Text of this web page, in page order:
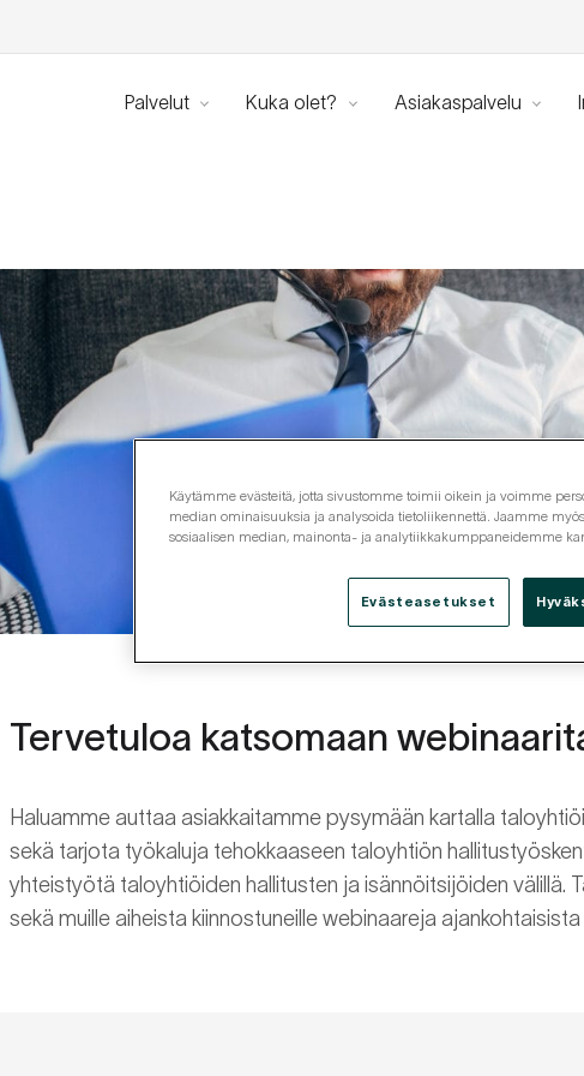
Palvelut Kuka olet? Asiakaspalvelu
Tervetuloa katsomaan
Haluamme auttaa asiakkaitamme pysymään kartalla
sekä tarjota työkaluja tehokkaaseen taloyhtiön
yhteistyötä taloyhtiöiden hallitusten ja isännöitsijöiden välillä.
sekä muille aiheista kiinnostuneille webinaareja ajankohtaisista
Käytämme evästeitä, jotta sivustomme toimii oikein ja voimme
median ominaisuuksia ja analysoida tietoliikennettä. Jaamme
sosiaalisen median, mainonta- ja analytiikkakumppaneidemme
Evästeasetukset